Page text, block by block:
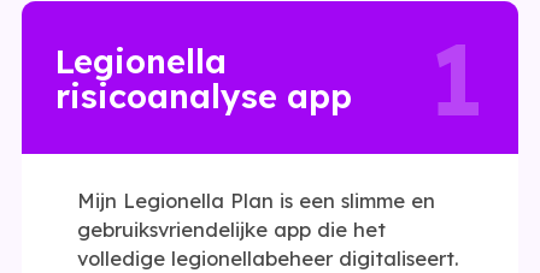
Legionella
risicoanalyse app
1
Mijn Legionella Plan is een slimme en
gebruiksvriendelijke app die het
volledige legionellabeheer digitaliseert.